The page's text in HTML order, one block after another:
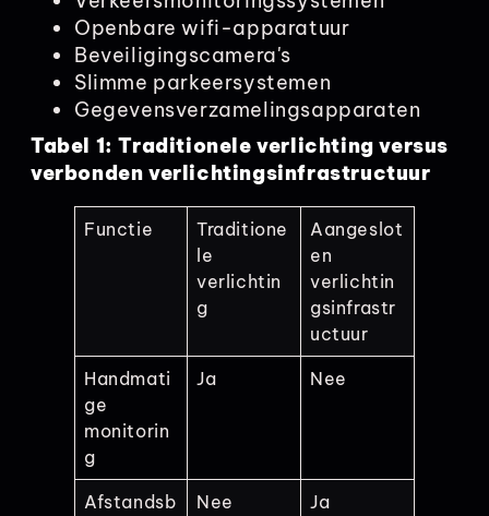
Openbare wifi-apparatuur
Beveiligingscamera's
Slimme parkeersystemen
Gegevensverzamelingsapparaten
Tabel 1: Traditionele verlichting versus
verbonden verlichtingsinfrastructuur
Functie
Traditione
le
verlichtin
g
Aangeslot
en
verlichtin
gsinfrastr
uctuur
Handmati
ge
monitorin
g
Ja Nee
Afstandsb
Nee Ja